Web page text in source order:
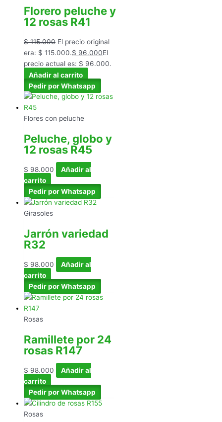
Florero peluche y
12 rosas R41
$115.000 El precio original
era: $ 115.000.$ 96.000El
precio actual es: $ 96.000.
Añadir al carrito
Pedir por Whatsapp
Flores con peluche
Peluche, globo y
12 rosas R45
$ 98.000
Añadir al
carrito
Pedir por Whatsapp
Girasoles
Jarrón variedad
R32
$ 98.000
Añadir al
carrito
Pedir por Whatsapp
Rosas
Ramillete por 24
rosas R147
$ 98.000
Añadir al
carrito
Pedir por Whatsapp
Rosas